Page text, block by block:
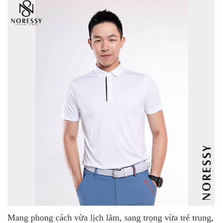
Mang phong cách vừa lịch lãm, sang trọng vừa trẻ trung,